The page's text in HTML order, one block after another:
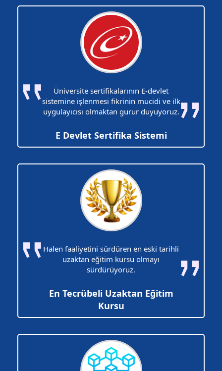
Üniversite sertifikalarının E-devlet
sistemine işlenmesi fikrinin mucidi ve ilk
uygulayıcısı olmaktan gurur duyuyoruz.
E Devlet Sertifika Sistemi
Halen faaliyetini sürdüren en eski tarihli
uzaktan eğitim kursu olmayı
sürdürüyoruz.
En Tecrübeli Uzaktan Eğitim
Kursu